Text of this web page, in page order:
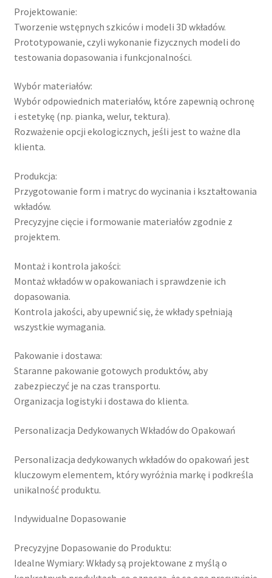
Projektowanie:
Tworzenie wstępnych szkiców i modeli 3D wkładów.
Prototypowanie, czyli wykonanie fizycznych modeli do
testowania dopasowania i funkcjonalności.
Wybór materiałów:
Wybór odpowiednich materiałów, które zapewnią ochronę
i estetykę (np. pianka, welur, tektura).
Rozważenie opcji ekologicznych, jeśli jest to ważne dla
klienta.
Produkcja:
Przygotowanie form i matryc do wycinania i kształtowania
wkładów.
Precyzyjne cięcie i formowanie materiałów zgodnie z
projektem.
Montaż i kontrola jakości:
Montaż wkładów w opakowaniach i sprawdzenie ich
dopasowania.
Kontrola jakości, aby upewnić się, że wkłady spełniają
wszystkie wymagania.
Pakowanie i dostawa:
Staranne pakowanie gotowych produktów, aby
zabezpieczyć je na czas transportu.
Organizacja logistyki i dostawa do klienta.
Personalizacja Dedykowanych Wkładów do Opakowań
Personalizacja dedykowanych wkładów do opakowań jest
kluczowym elementem, który wyróżnia markę i podkreśla
unikalność produktu.
Indywidualne Dopasowanie
Precyzyjne Dopasowanie do Produktu:
Idealne Wymiary: Wkłady są projektowane z myślą o